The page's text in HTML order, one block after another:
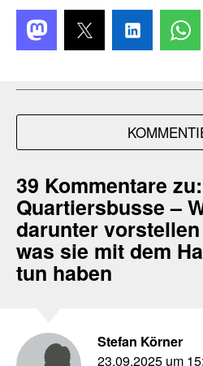
39 Kommentare zu:
Quartiersbusse –
darunter
was sie mit dem
tun haben
Stefan Körner
23.09.2025 um